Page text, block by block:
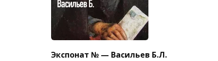
Экспонат № — Васильев Б.Л.